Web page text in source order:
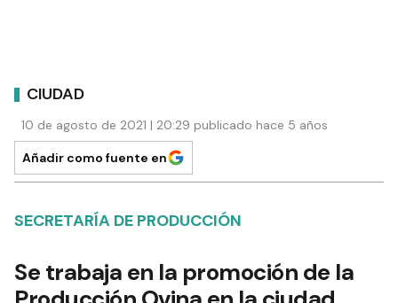
CIUDAD
10 de agosto de 2021 | 20:29 publicado hace 5 años
Añadir como fuente en
SECRETARÍA DE PRODUCCIÓN
Se trabaja en la promoción de la